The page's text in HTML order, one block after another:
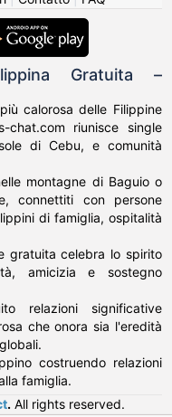
Gratuita –
calorosa delle Filippine
chat.com riunisce single
di Cebu, e comunità
montagne di Baguio o
connettiti con persone
di famiglia, ospitalità
gratuita celebra lo spirito
amicizia e sostegno
relazioni significative
che onora sia l'eredità
costruendo relazioni
famiglia.
. All rights reserved.